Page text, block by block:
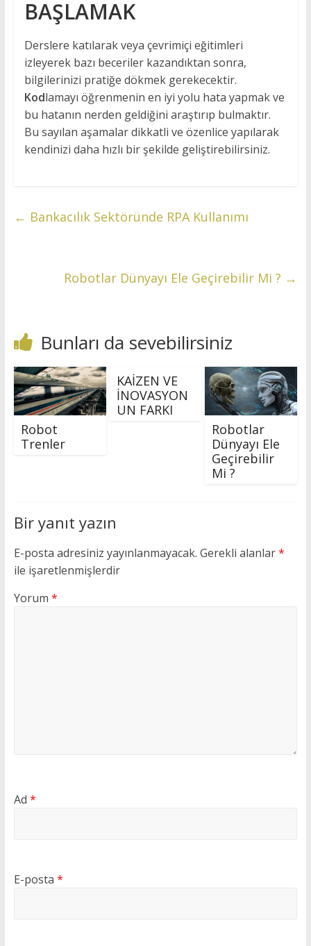
BAŞLAMAK
Derslere katılarak veya çevrimiçi eğitimleri
izleyerek bazı beceriler kazandıktan sonra,
bilgilerinizi pratiğe dökmek gerekecektir.
Kodlamayı öğrenmenin en iyi yolu hata yapmak ve
bu hatanın nerden geldiğini araştırıp bulmaktır.
Bu sayılan aşamalar dikkatli ve özenlice yapılarak
kendinizi daha hızlı bir şekilde geliştirebilirsiniz.
← Bankacılık Sektöründe RPA Kullanımı
Robotlar Dünyayı Ele Geçirebilir Mi ? →
Bunları da sevebilirsiniz
Robot
Trenler
KAİZEN VE
İNOVASYON
UN FARKI
Robotlar
Dünyayı Ele
Geçirebilir
Mi ?
Bir yanıt yazın
E-posta adresiniz yayınlanmayacak. Gerekli alanlar*
ile işaretlenmişlerdir
Yorum *
Ad *
E-posta *